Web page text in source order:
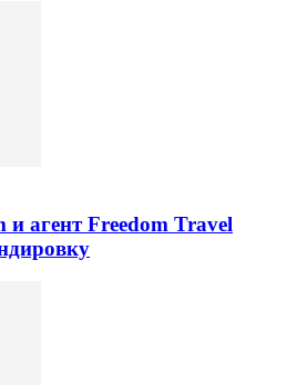
агент Freedom Travel